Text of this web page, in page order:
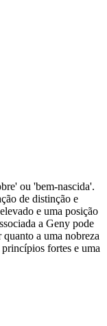
ou 'bem-nascida'.
de distinção e
e uma posição
a Geny pode
a uma nobreza
fortes e uma